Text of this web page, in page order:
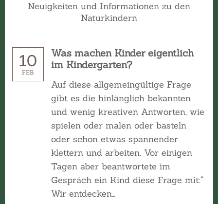
Neuigkeiten und Informationen zu den
Naturkindern
10
FEB.
Was machen Kinder eigentlich
im Kindergarten?
Auf diese allgemeingültige Frage
gibt es die hinlänglich bekannten
und wenig kreativen Antworten, wie
spielen oder malen oder basteln
oder schon etwas spannender
klettern und arbeiten. Vor einigen
Tagen aber beantwortete im
Gespräch ein Kind diese Frage mit:“
Wir entdecken…